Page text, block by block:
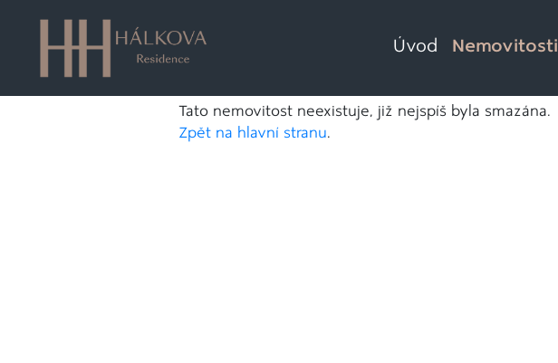
Úvod Nemovitosti
Tato nemovitost neexistuje, již nejspíš byla smazána.
Zpět na hlavní stranu.